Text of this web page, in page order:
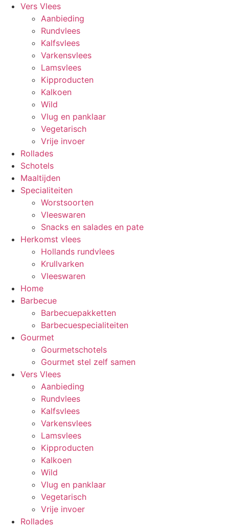
Vers Vlees
Aanbieding
Rundvlees
Kalfsvlees
Varkensvlees
Lamsvlees
Kipproducten
Kalkoen
Wild
Vlug en panklaar
Vegetarisch
Vrije invoer
Rollades
Schotels
Maaltijden
Specialiteiten
Worstsoorten
Vleeswaren
Snacks en salades en pate
Herkomst vlees
Hollands rundvlees
Krullvarken
Vleeswaren
Home
Barbecue
Barbecuepakketten
Barbecuespecialiteiten
Gourmet
Gourmetschotels
Gourmet stel zelf samen
Vers Vlees
Aanbieding
Rundvlees
Kalfsvlees
Varkensvlees
Lamsvlees
Kipproducten
Kalkoen
Wild
Vlug en panklaar
Vegetarisch
Vrije invoer
Rollades